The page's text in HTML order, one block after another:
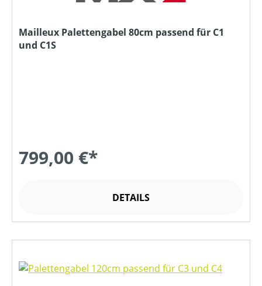
Mailleux Palettengabel 80cm passend für C1
und C1S
799,00 €*
DETAILS